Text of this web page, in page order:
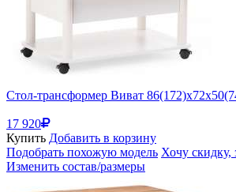
Стол-трансформер Виват
17 920
Купить Добавить в корзину
Подобрать похожую модель Хочу скидку,
Изменить состав/размеры